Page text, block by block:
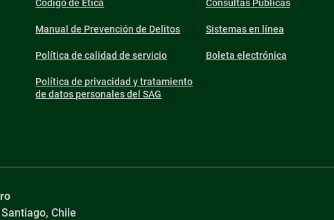
Código de Ética
Manual de Prevención de Delitos
Política de calidad de servicio
Política de privacidad y tratamiento
de datos personales del SAG
Consultas Públicas
Sistemas en línea
Boleta electrónica
Chile